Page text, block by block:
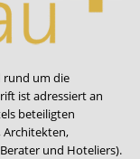
rund um die
ist adressiert an
beteiligten
Architekten,
und Hoteliers).